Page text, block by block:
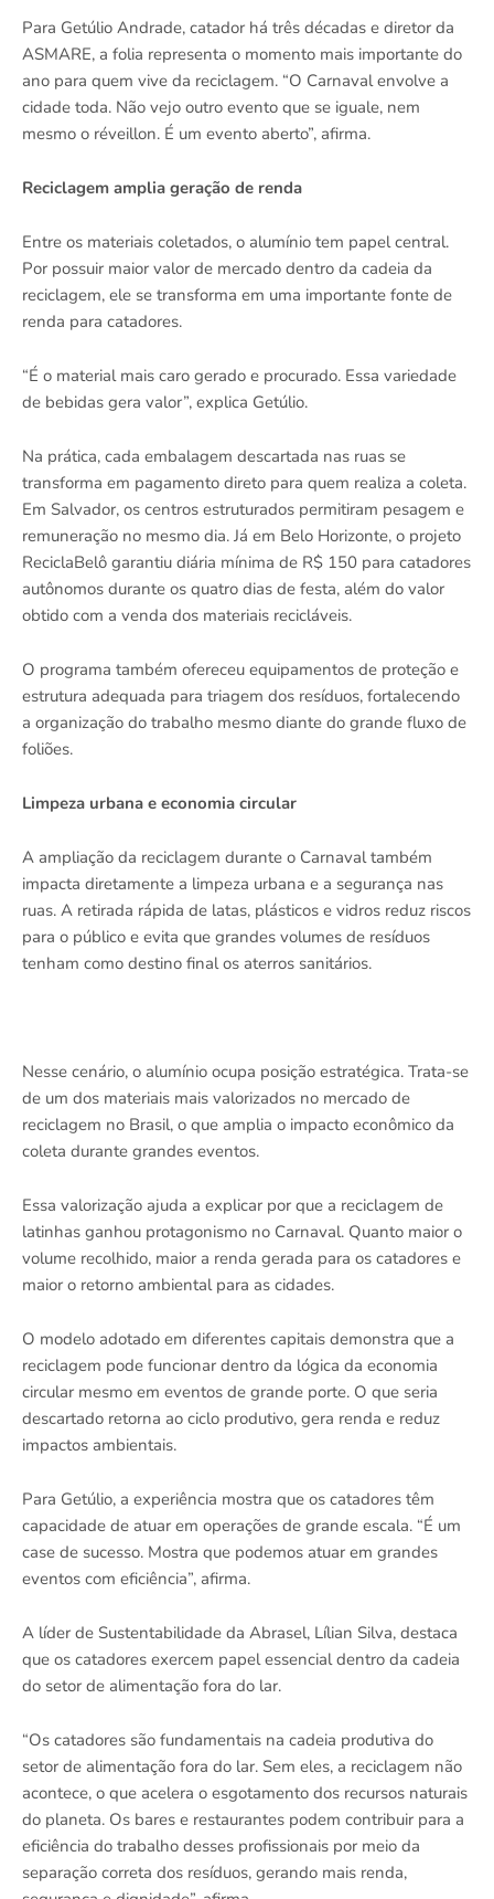
Para Getúlio Andrade, catador há três décadas e diretor da
ASMARE, a folia representa o momento mais importante do
ano para quem vive da reciclagem. “O Carnaval envolve a
cidade toda. Não vejo outro evento que se iguale, nem
mesmo o réveillon. É um evento aberto”, afirma.
Reciclagem amplia geração de renda
Entre os materiais coletados, o alumínio tem papel central.
Por possuir maior valor de mercado dentro da cadeia da
reciclagem, ele se transforma em uma importante fonte de
renda para catadores.
“É o material mais caro gerado e procurado. Essa variedade
de bebidas gera valor”, explica Getúlio.
Na prática, cada embalagem descartada nas ruas se
transforma em pagamento direto para quem realiza a coleta.
Em Salvador, os centros estruturados permitiram pesagem e
remuneração no mesmo dia. Já em Belo Horizonte, o projeto
ReciclaBelô garantiu diária mínima de R$ 150 para catadores
autônomos durante os quatro dias de festa, além do valor
obtido com a venda dos materiais recicláveis.
O programa também ofereceu equipamentos de proteção e
estrutura adequada para triagem dos resíduos, fortalecendo
a organização do trabalho mesmo diante do grande fluxo de
foliões.
Limpeza urbana e economia circular
A ampliação da reciclagem durante o Carnaval também
impacta diretamente a limpeza urbana e a segurança nas
ruas. A retirada rápida de latas, plásticos e vidros reduz riscos
para o público e evita que grandes volumes de resíduos
tenham como destino final os aterros sanitários.
Nesse cenário, o alumínio ocupa posição estratégica. Trata-se
de um dos materiais mais valorizados no mercado de
reciclagem no Brasil, o que amplia o impacto econômico da
coleta durante grandes eventos.
Essa valorização ajuda a explicar por que a reciclagem de
latinhas ganhou protagonismo no Carnaval. Quanto maior o
volume recolhido, maior a renda gerada para os catadores e
maior o retorno ambiental para as cidades.
O modelo adotado em diferentes capitais demonstra que a
reciclagem pode funcionar dentro da lógica da economia
circular mesmo em eventos de grande porte. O que seria
descartado retorna ao ciclo produtivo, gera renda e reduz
impactos ambientais.
Para Getúlio, a experiência mostra que os catadores têm
capacidade de atuar em operações de grande escala. “É um
case de sucesso. Mostra que podemos atuar em grandes
eventos com eficiência”, afirma.
A líder de Sustentabilidade da Abrasel, Lílian Silva, destaca
que os catadores exercem papel essencial dentro da cadeia
do setor de alimentação fora do lar.
“Os catadores são fundamentais na cadeia produtiva do
setor de alimentação fora do lar. Sem eles, a reciclagem não
acontece, o que acelera o esgotamento dos recursos naturais
do planeta. Os bares e restaurantes podem contribuir para a
eficiência do trabalho desses profissionais por meio da
separação correta dos resíduos, gerando mais renda,